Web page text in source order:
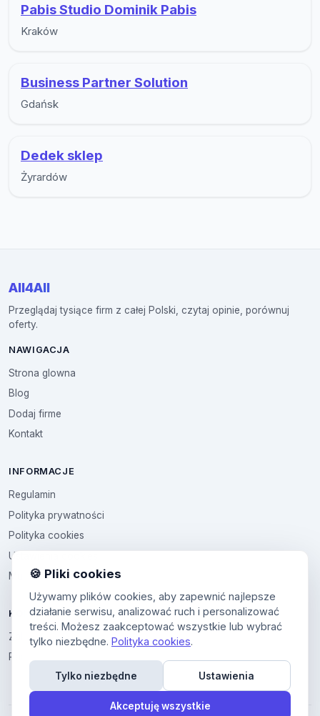
Pabis Studio Dominik Pabis
Kraków
Business Partner Solution
Gdańsk
Dedek sklep
Żyrardów
All4All
Przeglądaj tysiące firm z całej Polski, czytaj opinie, porównuj
oferty.
NAWIGACJA
Strona glowna
Blog
Dodaj firme
Kontakt
INFORMACJE
Regulamin
Polityka prywatności
Polityka cookies
Ustawienia cookies
Multikod
KONTO
Zaloguj sie
Panel uzytkownika
🍪 Pliki cookies
Używamy plików cookies, aby zapewnić najlepsze
działanie serwisu, analizować ruch i personalizować
treści. Możesz zaakceptować wszystkie lub wybrać
tylko niezbędne. Polityka cookies.
Tylko niezbędne Ustawienia
Akceptuję wszystkie